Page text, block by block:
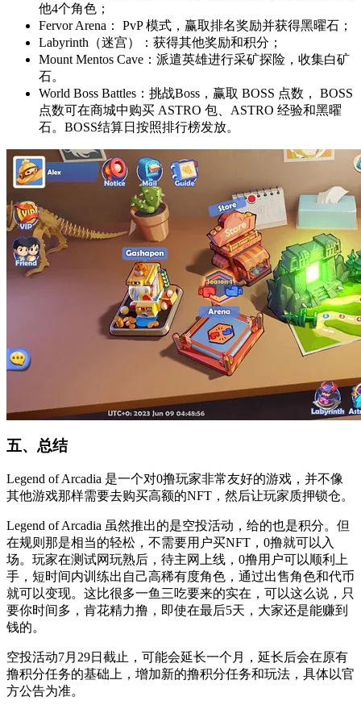
他4个角色；
Fervor Arena： PvP 模式，赢取排名奖励并获得黑曜石；
Labyrinth（迷宫）：获得其他奖励和积分；
Mount Mentos Cave：派遣英雄进行采矿探险，收集白矿
石。
World Boss Battles：挑战Boss，赢取 BOSS 点数， BOSS
点数可在商城中购买 ASTRO 包、ASTRO 经验和黑曜
石。BOSS结算日按照排行榜发放。
五、总结
Legend of Arcadia 是一个对0撸玩家非常友好的游戏，并不像
其他游戏那样需要去购买高额的NFT，然后让玩家质押锁仓。
Legend of Arcadia 虽然推出的是空投活动，给的也是积分。但
在规则那是相当的轻松，不需要用户买NFT，0撸就可以入
场。玩家在测试网玩熟后，待主网上线，0撸用户可以顺利上
手，短时间内训练出自己高稀有度角色，通过出售角色和代币
就可以变现。这比很多一鱼三吃要来的实在，可以这么说，只
要你时间多，肯花精力撸，即使在最后5天，大家还是能赚到
钱的。
空投活动7月29日截止，可能会延长一个月，延长后会在原有
撸积分任务的基础上，增加新的撸积分任务和玩法，具体以官
方公告为准。